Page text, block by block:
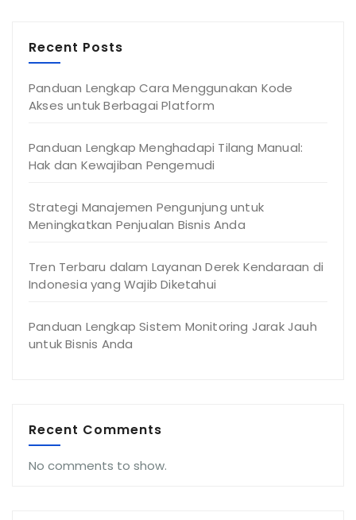
Recent Posts
Panduan Lengkap Cara Menggunakan Kode
Akses untuk Berbagai Platform
Panduan Lengkap Menghadapi Tilang Manual:
Hak dan Kewajiban Pengemudi
Strategi Manajemen Pengunjung untuk
Meningkatkan Penjualan Bisnis Anda
Tren Terbaru dalam Layanan Derek Kendaraan di
Indonesia yang Wajib Diketahui
Panduan Lengkap Sistem Monitoring Jarak Jauh
untuk Bisnis Anda
Recent Comments
No comments to show.